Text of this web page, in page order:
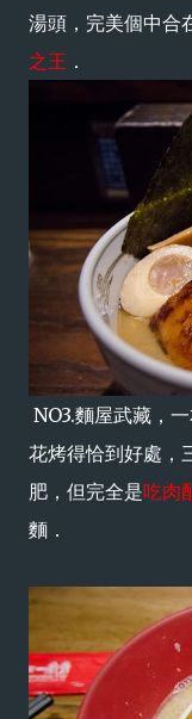
湯頭，完美個中合
之王 ．
NO3.麵屋武藏，
花烤得恰到好處，
肥，但完全是吃肉
麵．